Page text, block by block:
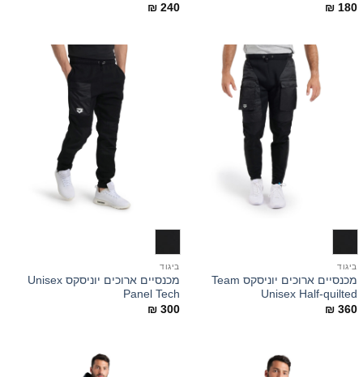
₪ 180
₪ 240
ביגוד
מכנסיים ארוכים יוניסקס Team
Unisex Half-quilted
₪ 360
ביגוד
מכנסיים ארוכים יוניסקס Unisex
Panel Tech
₪ 300